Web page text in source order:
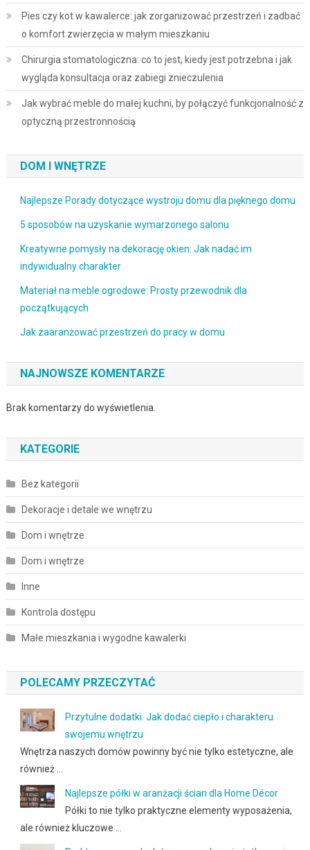
Pies czy kot w kawalerce: jak zorganizować przestrzeń i zadbać
o komfort zwierzęcia w małym mieszkaniu
Chirurgia stomatologiczna: co to jest, kiedy jest potrzebna i jak
wygląda konsultacja oraz zabiegi znieczulenia
Jak wybrać meble do małej kuchni, by połączyć funkcjonalność z
optyczną przestronnością
DOM I WNĘTRZE
Najlepsze Porady dotyczące wystroju domu dla pięknego domu
5 sposobów na uzyskanie wymarzonego salonu
Kreatywne pomysły na dekorację okien: Jak nadać im
indywidualny charakter
Materiał na meble ogrodowe: Prosty przewodnik dla
początkujących
Jak zaaranżować przestrzeń do pracy w domu
NAJNOWSZE KOMENTARZE
Brak komentarzy do wyświetlenia.
KATEGORIE
Bez kategorii
Dekoracje i detale we wnętrzu
Dom i wnętrze
Dom i wnętrze
Inne
Kontrola dostępu
Małe mieszkania i wygodne kawalerki
POLECAMY PRZECZYTAĆ
Przytulne dodatki: Jak dodać ciepło i charakteru
swojemu wnętrzu
Wnętrza naszych domów powinny być nie tylko estetyczne, ale
również …
Najlepsze półki w aranżacji ścian dla Home Décor
Półki to nie tylko praktyczne elementy wyposażenia,
ale również kluczowe …